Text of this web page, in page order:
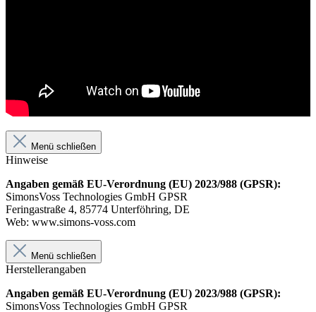
Menü schließen
Hinweise
Angaben gemäß EU-Verordnung (EU) 2023/988 (GPSR):
SimonsVoss Technologies GmbH GPSR
Feringastraße 4, 85774 Unterföhring, DE
Web: www.simons-voss.com
Menü schließen
Herstellerangaben
Angaben gemäß EU-Verordnung (EU) 2023/988 (GPSR):
SimonsVoss Technologies GmbH GPSR